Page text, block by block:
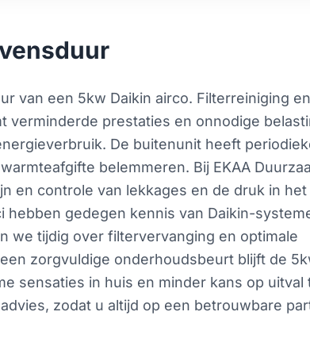
van een 5kw Daikin airco. Filterreiniging
prestaties en onnodige
De buitenunit heeft
belemmeren. Bij EKAA
en controle van lekkages en de druk in
gedegen kennis van Daikin-
we tijdig over filtervervanging en optimale
zorgvuldige onderhoudsbeurt blijft de
sensaties in huis en minder kans op uitval
zodat u altijd op een betrouwbare